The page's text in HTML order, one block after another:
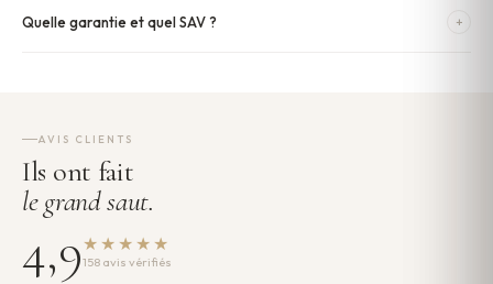
Quelle garantie et quel SAV ? +
AVIS CLIENTS
Ils ont fait
le grand saut.
4,9★★★★★
158 avis vérifiés